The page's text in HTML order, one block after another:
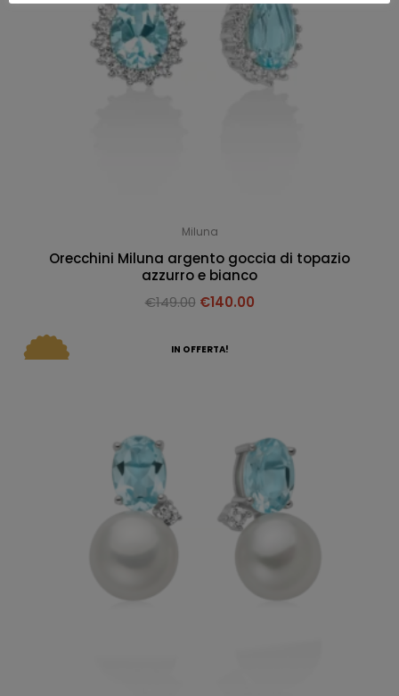
Miluna
Orecchini Miluna argento goccia di topazio
azzurro e bianco
€149.00 €140.00
IN OFFERTA!